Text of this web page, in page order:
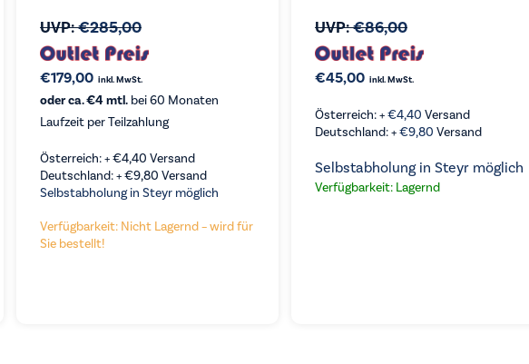
VERGLEICHEN
UVP:€285,00
€179,00 inkl. MwSt.
oder ca. €4 mtl. bei 60 Monaten
Laufzeit per Teilzahlung
Österreich: +€4,40 Versand
Deutschland: +€9,80 Versand
Selbstabholung in Steyr möglich
Verfügbarkeit: Nicht Lagernd – wird für
Sie bestellt!
UVP:€86,00
€45,00 inkl. MwSt.
Österreich: +€4,40 Versand
Deutschland: +€9,80 Versand
Selbstabholung in Steyr möglich
Verfügbarkeit: Lagernd